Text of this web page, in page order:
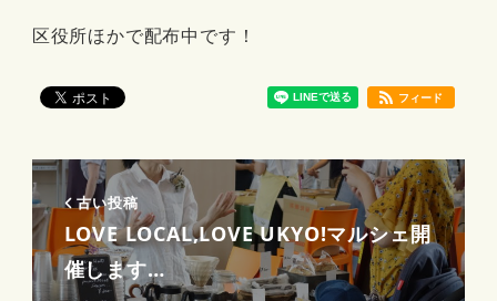
区役所ほかで配布中です！
フィード
古い投稿
LOVE LOCAL,LOVE UKYO!マルシェ開
催します…